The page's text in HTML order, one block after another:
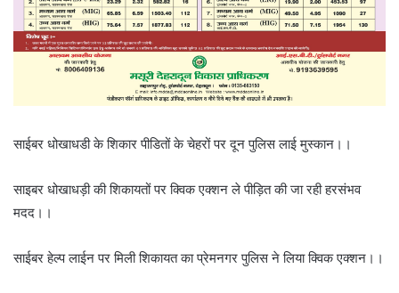
साईबर धोखाधडी के शिकार पीडितों के चेहरों पर दून पुलिस लाई मुस्कान।।
साइबर धोखाधड़ी की शिकायतों पर क्विक एक्शन ले पीड़ित की जा रही हरसंभव
मदद।।
साईबर हेल्प लाईन पर मिली शिकायत का प्रेमनगर पुलिस ने लिया क्विक एक्शन।।